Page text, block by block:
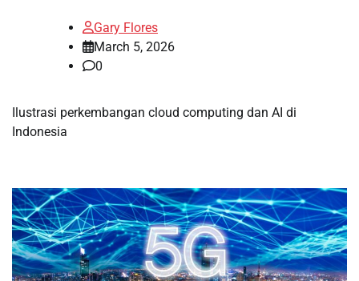
Gary Flores
March 5, 2026
0
Ilustrasi perkembangan cloud computing dan AI di
Indonesia